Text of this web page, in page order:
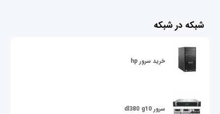
شبکه در شبکه
خرید سرور hp
سرور dl380 g10